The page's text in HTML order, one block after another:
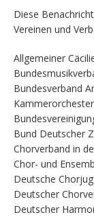
Diese
Vereinen und
Allgemeiner
Bundesverband
Kammerorchester
Bund Deutscher
Chorverband in
Chor- und
Deutsche
Deutscher
Deutscher